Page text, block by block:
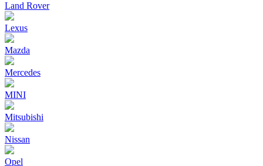
Land Rover
Lexus
Mazda
Mercedes
MINI
Mitsubishi
Nissan
Opel